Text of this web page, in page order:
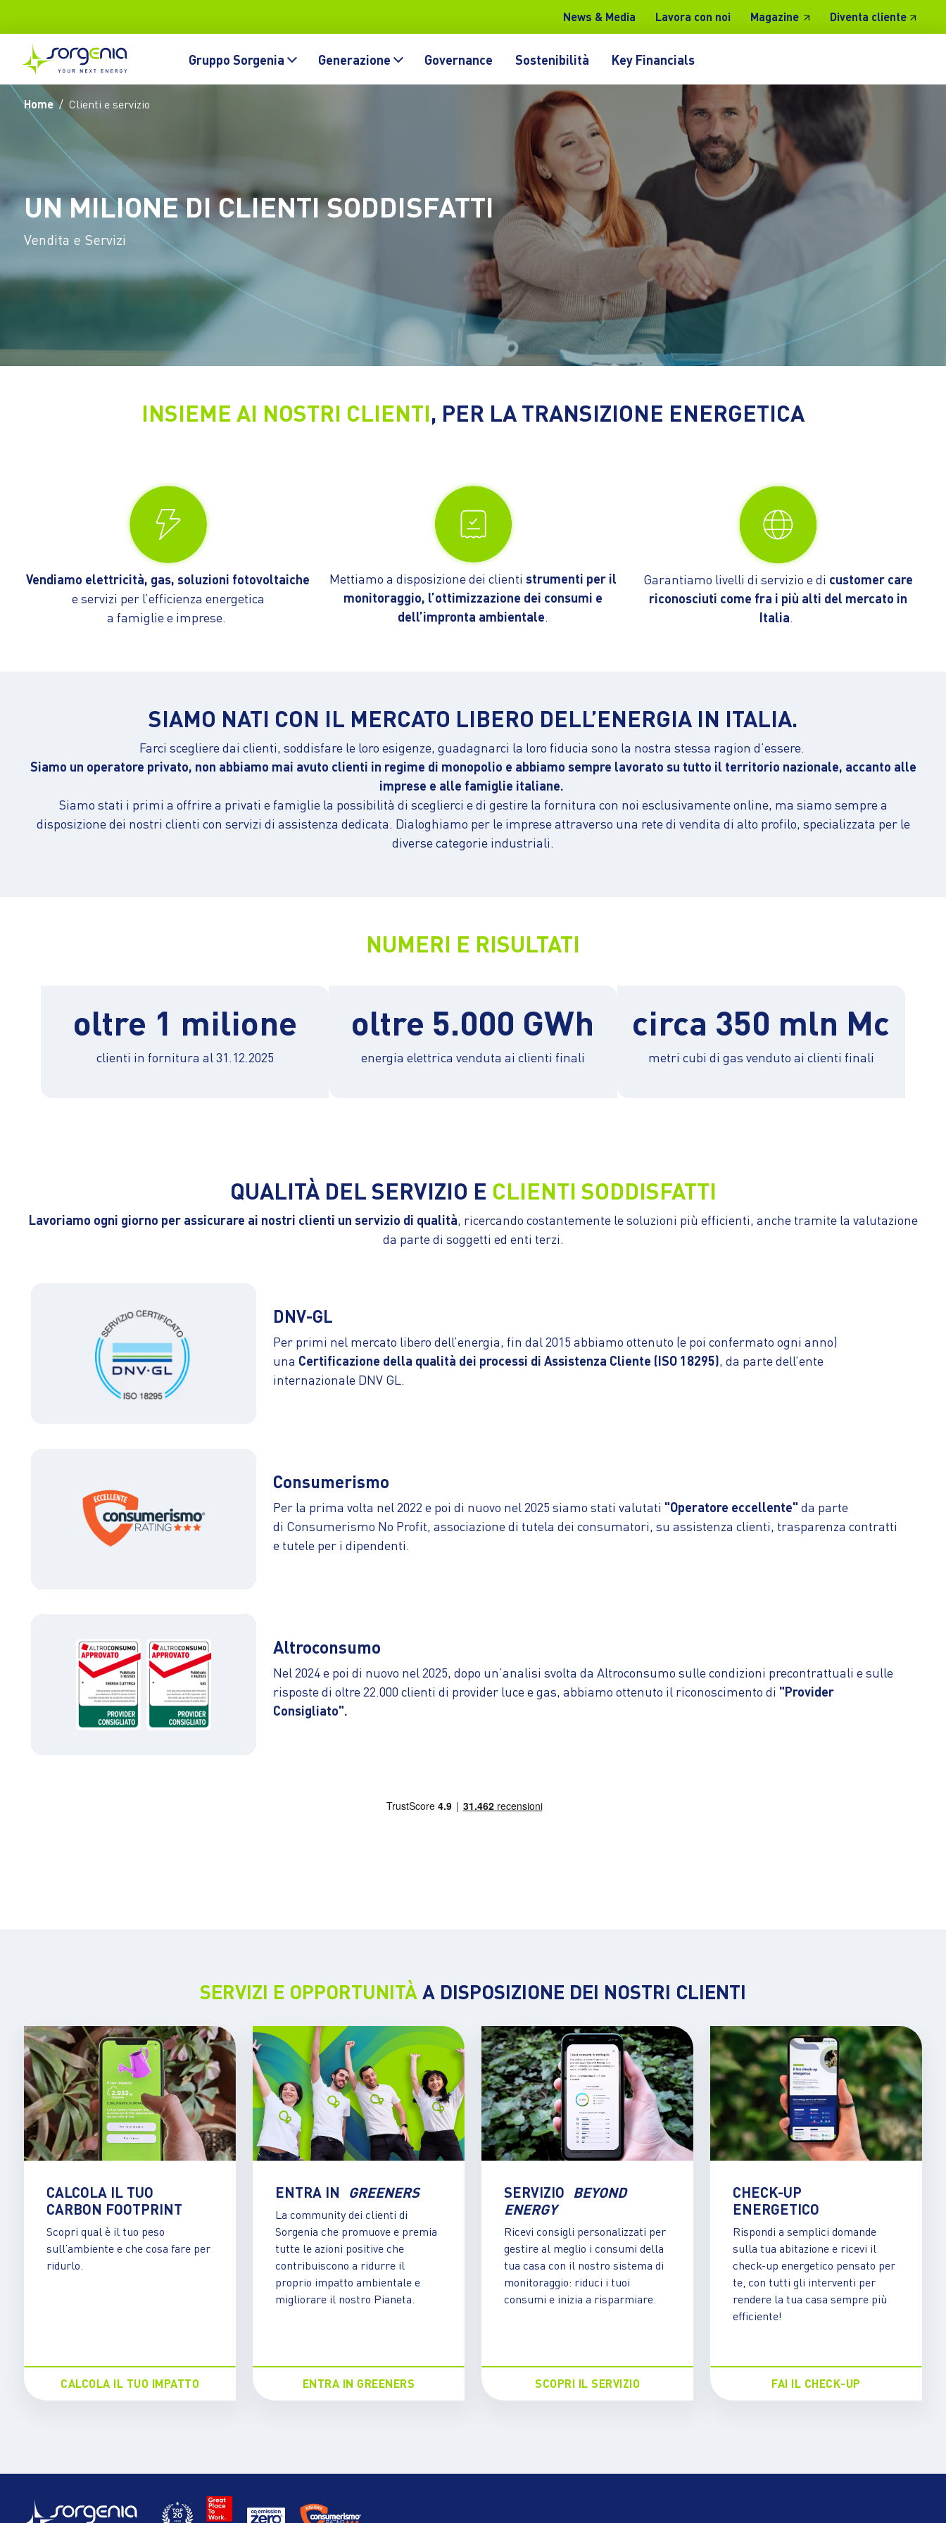
News & Media Lavora con noi Magazine Diventa cliente
Main navigation
Gruppo Sorgenia Generazione Governance Sostenibilità Key Financials
Home Clienti e servizio
UN MILIONE DI CLIENTI SODDISFATTI
Vendita e Servizi
INSIEME AI NOSTRI CLIENTI, PER LA TRANSIZIONE ENERGETICA
Vendiamo elettricità, gas, soluzioni fotovoltaiche
e servizi per l’efficienza energetica
a famiglie e imprese.
Mettiamo a disposizione dei clienti strumenti per il
monitoraggio, l’ottimizzazione dei consumi e
dell’impronta ambientale.
Garantiamo livelli di servizio e di customer care
riconosciuti come fra i più alti del mercato in
Italia.
SIAMO NATI CON IL MERCATO LIBERO DELL’ENERGIA IN ITALIA.
Farci scegliere dai clienti, soddisfare le loro esigenze, guadagnarci la loro fiducia sono la nostra stessa ragion d’essere.
Siamo un operatore privato, non abbiamo mai avuto clienti in regime di monopolio e abbiamo sempre lavorato su tutto il territorio nazionale, accanto alle
imprese e alle famiglie italiane.
Siamo stati i primi a offrire a privati e famiglie la possibilità di sceglierci e di gestire la fornitura con noi esclusivamente online, ma siamo sempre a
disposizione dei nostri clienti con servizi di assistenza dedicata. Dialoghiamo per le imprese attraverso una rete di vendita di alto profilo, specializzata per le
diverse categorie industriali.
NUMERI E RISULTATI
oltre 1 milione
clienti in fornitura al 31.12.2025
oltre 5.000 GWh
energia elettrica venduta ai clienti finali
circa 350 mln Mc
metri cubi di gas venduto ai clienti finali
QUALITÀ DEL SERVIZIO E CLIENTI SODDISFATTI
Lavoriamo ogni giorno per assicurare ai nostri clienti un servizio di qualità, ricercando costantemente le soluzioni più efficienti, anche tramite la valutazione
da parte di soggetti ed enti terzi.
DNV-GL
Per primi nel mercato libero dell’energia, fin dal 2015 abbiamo ottenuto (e poi confermato ogni anno)
una Certificazione della qualità dei processi di Assistenza Cliente (ISO 18295), da parte dell’ente
internazionale DNV GL.
Consumerismo
Per la prima volta nel 2022 e poi di nuovo nel 2025 siamo stati valutati "Operatore eccellente" da parte
di Consumerismo No Profit, associazione di tutela dei consumatori, su assistenza clienti, trasparenza contratti
e tutele per i dipendenti.
Altroconsumo
Nel 2024 e poi di nuovo nel 2025, dopo un’analisi svolta da Altroconsumo sulle condizioni precontrattuali e sulle
risposte di oltre 22.000 clienti di provider luce e gas, abbiamo ottenuto il riconoscimento di "Provider
Consigliato".
SERVIZI E OPPORTUNITÀA DISPOSIZIONE DEI NOSTRI CLIENTI
CALCOLA IL TUO
CARBON FOOTPRINT
Scopri qual è il tuo peso
sull’ambiente e che cosa fare per
ridurlo.
CALCOLA IL TUO IMPATTO
ENTRA IN GREENERS
La community dei clienti di
Sorgenia che promuove e premia
tutte le azioni positive che
contribuiscono a ridurre il
proprio impatto ambientale e
migliorare il nostro Pianeta.
ENTRA IN GREENERS
SERVIZIO BEYOND
ENERGY
Ricevi consigli personalizzati per
gestire al meglio i consumi della
tua casa con il nostro sistema di
monitoraggio: riduci i tuoi
consumi e inizia a risparmiare.
SCOPRI IL SERVIZIO
CHECK-UP
ENERGETICO
Rispondi a semplici domande
sulla tua abitazione e ricevi il
check-up energetico pensato per
te, con tutti gli interventi per
rendere la tua casa sempre più
efficiente!
FAI IL CHECK-UP